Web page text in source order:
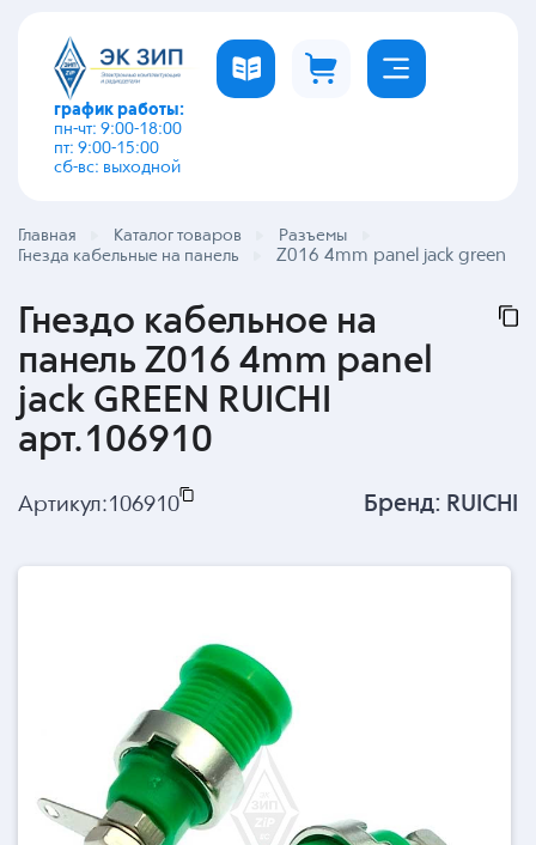
график работы:
пн-чт: 9:00-18:00
пт: 9:00-15:00
сб-вс: выходной
Главная Каталог товаров
Разъемы
Гнезда кабельные на панель
Z016 4mm panel jack green
Гнездо кабельное на
панель Z016 4mm panel
jack GREEN RUICHI
арт.106910
Артикул:106910 Бренд: RUICHI